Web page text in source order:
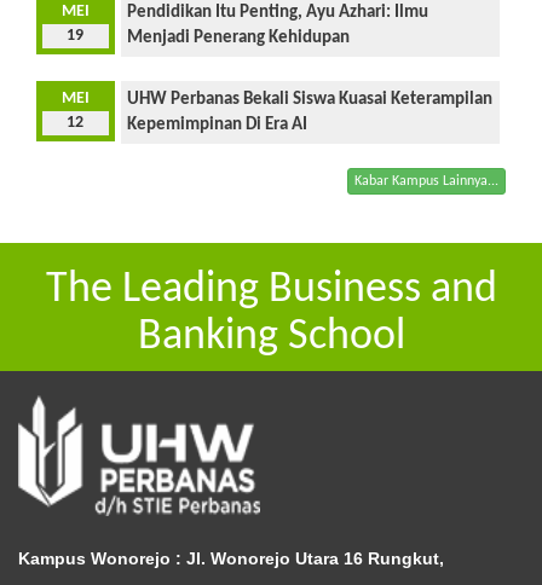
MEI
19
Pendidikan Itu Penting, Ayu Azhari: Ilmu
Menjadi Penerang Kehidupan
MEI
12
UHW Perbanas Bekali Siswa Kuasai Keterampilan
Kepemimpinan Di Era AI
Kabar Kampus Lainnya...
The Leading Business and
Banking School
Kampus Wonorejo : Jl. Wonorejo Utara 16 Rungkut,